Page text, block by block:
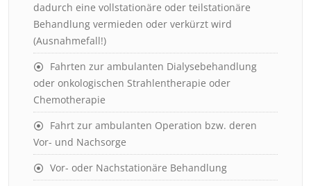
dadurch eine vollstationäre oder teilstationäre
Behandlung vermieden oder verkürzt wird
(Ausnahmefall!)
Fahrten zur ambulanten Dialysebehandlung
oder onkologischen Strahlentherapie oder
Chemotherapie
Fahrt zur ambulanten Operation bzw. deren
Vor- und Nachsorge
Vor- oder Nachstationäre Behandlung